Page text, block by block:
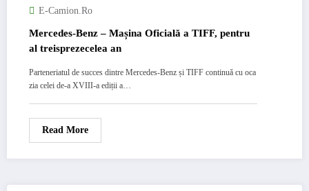
E-Camion.ro
Mercedes-Benz – Mașina Oficială a TIFF, pentru
al treisprezecelea an
Parteneriatul de succes dintre Mercedes-Benz și TIFF continuă cu oca
zia celei de-a XVIII-a ediții a…
Read More